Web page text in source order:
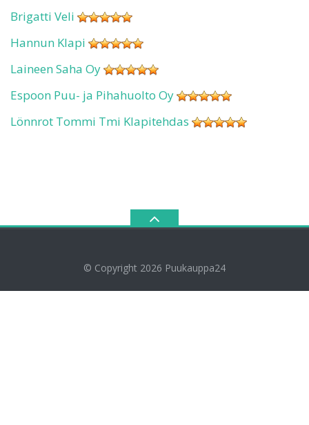
Brigatti Veli
Hannun Klapi
Laineen Saha Oy
Espoon Puu- ja Pihahuolto Oy
Lönnrot Tommi Tmi Klapitehdas
© Copyright 2026 Puukauppa24